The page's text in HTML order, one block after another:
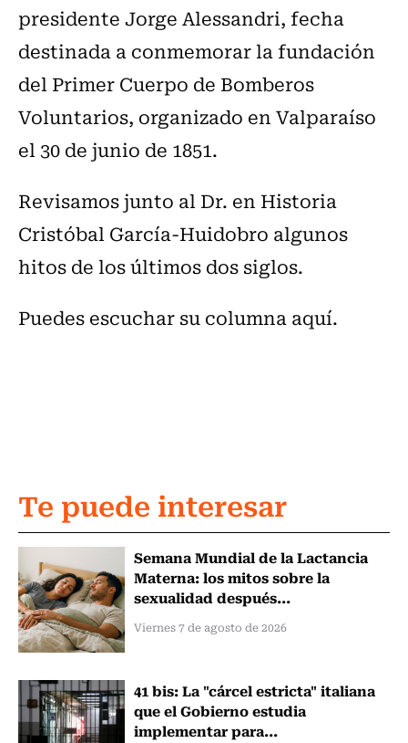
presidente Jorge Alessandri, fecha
destinada a conmemorar la fundación
del Primer Cuerpo de Bomberos
Voluntarios, organizado en Valparaíso
el 30 de junio de 1851.
Revisamos junto al Dr. en Historia
Cristóbal García-Huidobro algunos
hitos de los últimos dos siglos.
Puedes escuchar su columna aquí.
Te puede interesar
Semana Mundial de la Lactancia
Materna: los mitos sobre la
sexualidad después...
Viernes 7 de agosto de 2026
41 bis: La "cárcel estricta" italiana
que el Gobierno estudia
implementar para...